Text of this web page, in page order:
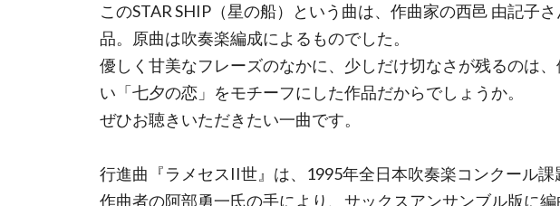
このSTAR SHIP（星の船）という曲は、作曲家の西邑 由記子
品。原曲は吹奏楽編成によるものでした。
優しく甘美なフレーズのなかに、少しだけ切なさが残るのは
い「七夕の恋」をモチーフにした作品だからでしょうか。
ぜひお聴きいただきたい一曲です。
行進曲『ラメセスII世』は、1995年全日本吹奏楽コンクール課
作曲者の阿部勇一氏の手により、サックスアンサンブル版に